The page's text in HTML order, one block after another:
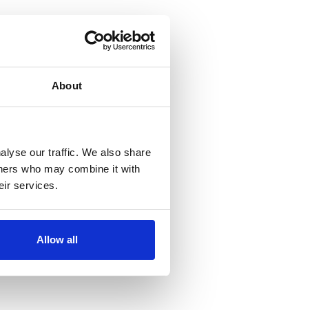
About
our traffic. We also share
who may combine it with
services.
Allow all
се,
внимание, че